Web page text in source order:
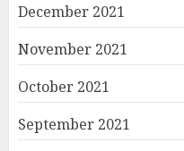
December 2021
November 2021
October 2021
September 2021